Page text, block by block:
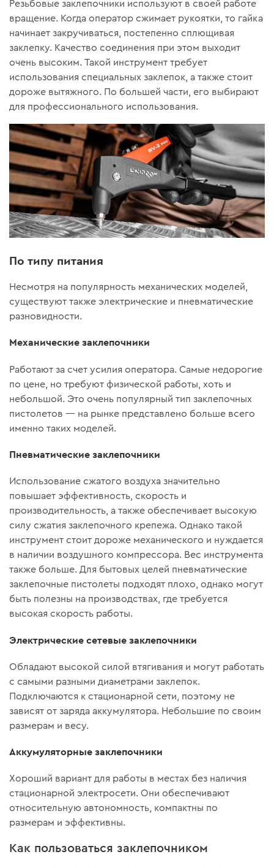
Резьбовые заклепочники используют в своей работе
вращение. Когда оператор сжимает рукоятки, то гайка
начинает закручиваться, постепенно сплющивая
заклепку. Качество соединения при этом выходит
очень высоким. Такой инструмент требует
использования специальных заклепок, а также стоит
дороже вытяжного. По большей части, его выбирают
для профессионального использования.
По типу питания
Несмотря на популярность механических моделей,
существуют также электрические и пневматические
разновидности.
Механические заклепочники
Работают за счет усилия оператора. Самые недорогие
по цене, но требуют физической работы, хоть и
небольшой. Это очень популярный тип заклепочных
пистолетов — на рынке представлено больше всего
именно таких моделей.
Пневматические заклепочники
Использование сжатого воздуха значительно
повышает эффективность, скорость и
производительность, а также обеспечивает высокую
силу сжатия заклепочного крепежа. Однако такой
инструмент стоит дороже механического и нуждается
в наличии воздушного компрессора. Вес инструмента
также больше. Для бытовых целей пневматические
заклепочные пистолеты подходят плохо, однако могут
быть полезны на производствах, где требуется
высокая скорость работы.
Электрические сетевые заклепочники
Обладают высокой силой втягивания и могут работать
с самыми разными диаметрами заклепок.
Подключаются к стационарной сети, поэтому не
зависят от заряда аккумулятора. Небольшие по своим
размерам и весу.
Аккумуляторные заклепочники
Хороший вариант для работы в местах без наличия
стационарной электросети. Они обеспечивают
относительную автономность, компактны по
размерам и эффективны.
Как пользоваться заклепочником